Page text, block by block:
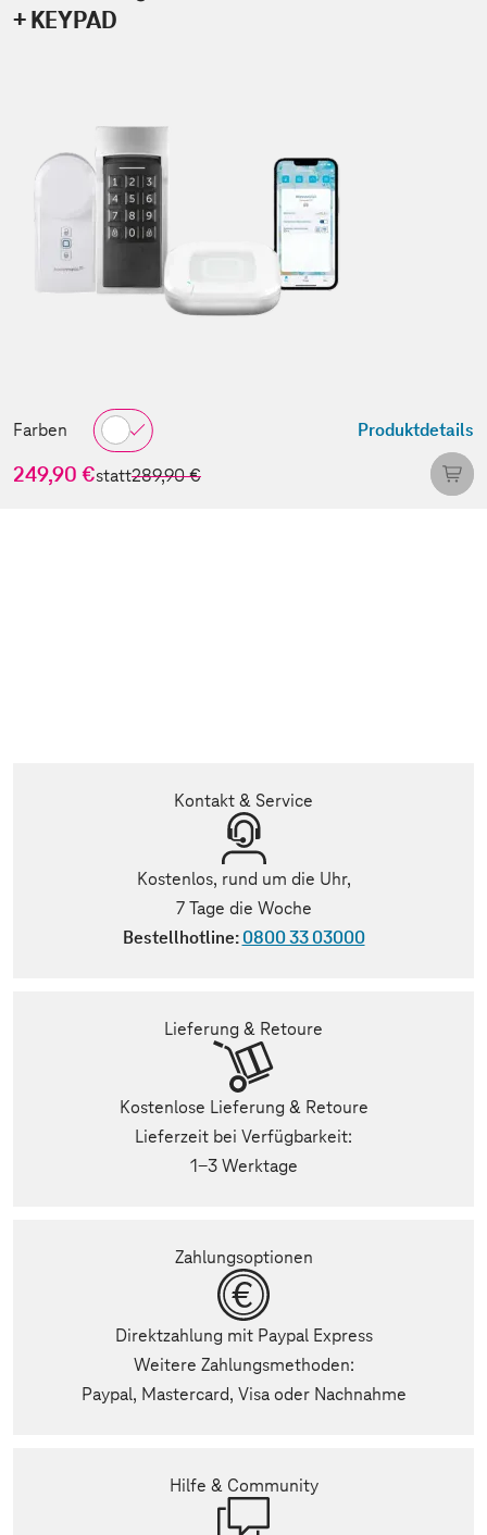
+ KEYPAD
Farben Produktdetails
249,90 €statt289,90 €
Kontakt & Service
Kostenlos, rund um die Uhr,
7 Tage die Woche
Bestellhotline:0800 33 03000
Lieferung & Retoure
Kostenlose Lieferung & Retoure
Lieferzeit bei Verfügbarkeit:
1-3 Werktage
Zahlungsoptionen
Direktzahlung mit Paypal Express
Weitere Zahlungsmethoden:
Paypal, Mastercard, Visa oder Nachnahme
Hilfe & Community